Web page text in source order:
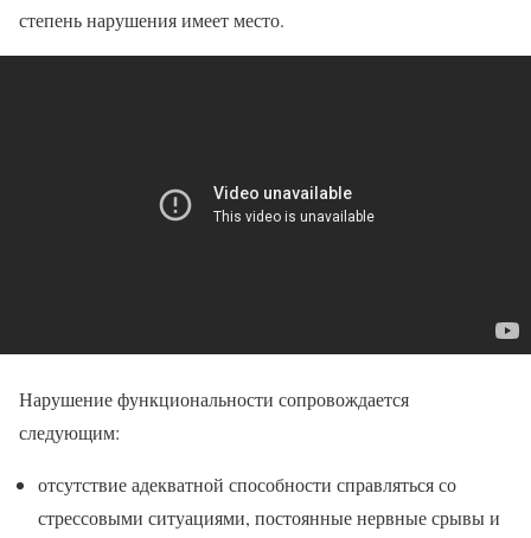
степень нарушения имеет место.
Нарушение функциональности сопровождается
следующим:
отсутствие адекватной способности справляться со
стрессовыми ситуациями, постоянные нервные срывы и